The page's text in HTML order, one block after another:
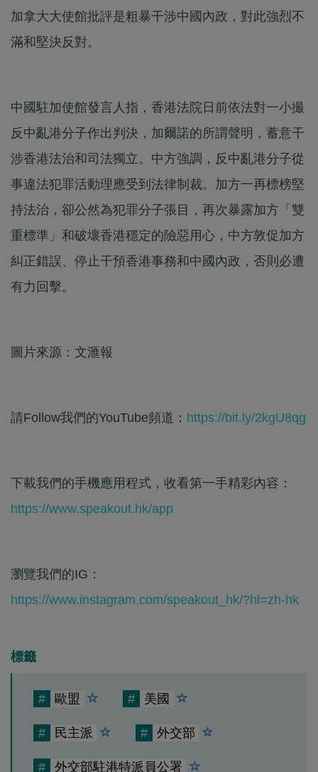
加拿大大使館批評是粗暴干涉中國內政，對此強烈不
滿和堅決反對。
中國駐加使館發言人指，香港法院日前依法對一小撮
反中亂港分子作出判決，加爾諾的所謂聲明，蓄意干
涉香港法治和司法獨立。中方強調，反中亂港分子從
事違法犯罪活動理應受到法律制裁。加方一再標榜堅
持法治，卻公然為犯罪分子張目，再次暴露加方「雙
重標準」和破壞香港穩定的險惡用心，中方敦促加方
糾正錯誤、停止干預香港事務和中國內政，否則必遭
有力回擊。
圖片來源：文滙報
請Follow我們的YouTube頻道： https://bit.ly/2kgU8qg
下載我們的手機應用程式，收看第一手精彩內容：
https://www.speakout.hk/app
瀏覽我們的IG：
https://www.instagram.com/speakout_hk/?hl=zh-hk
標籤
# 歐盟 # 美國
# 民主派 # 外交部
# 外交部駐港特派員公署